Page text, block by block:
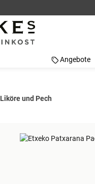
Angebote
Liköre und Pech